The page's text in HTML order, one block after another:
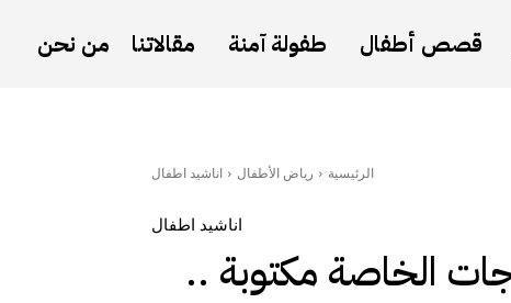
قصص أطفال طفولة آمنة مقالاتنا من نحن
الرئيسية رياض الأطفال اناشيد اطفال
اناشيد اطفال
الخاصة مكتوبة ..